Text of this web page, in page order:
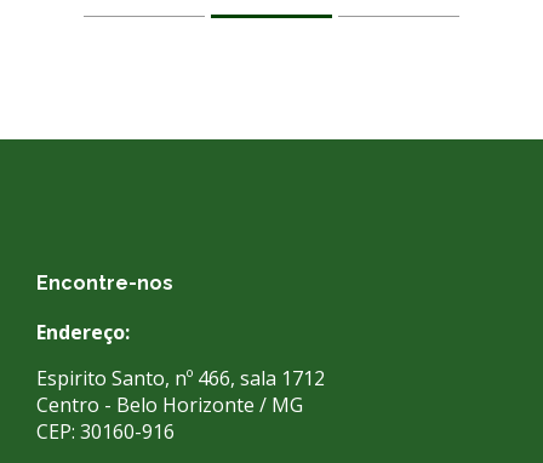
Encontre-nos
Endereço:
Espirito Santo, nº 466, sala 1712
Centro - Belo Horizonte / MG
CEP: 30160-916